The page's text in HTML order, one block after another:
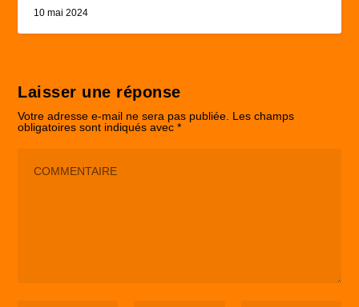
10 mai 2024
Laisser une réponse
Votre adresse e-mail ne sera pas publiée. Les champs
obligatoires sont indiqués avec*